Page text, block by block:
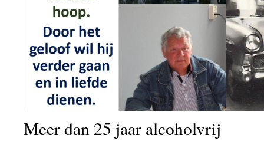
Meer dan 25 jaar alcoholvrij